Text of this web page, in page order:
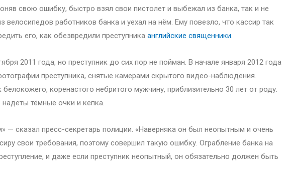
свою ошибку, быстро взял свои пистолет и выбежал из банка, так и не
велосипедов работников банка и уехал на нём. Ему повезло, что кассир так
его, как обезвредили преступника английские священники
2011 года, но преступник до сих пор не пойман. В начале января 2012 года
преступника, снятые камерами скрытого видео-наблюдения.
коренастого небритого мужчину, приблизительно 30 лет от роду.
тёмные очки и кепка.
— сказал пресс-секретарь полиции. «Наверняка он был неопытным и очень
свои требования, поэтому совершил такую ошибку. Ограбление банка на
и даже если преступник неопытный, он обязательно должен быть